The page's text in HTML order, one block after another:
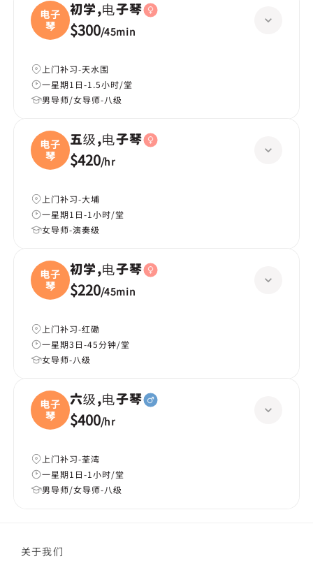
电子
琴
初学,电子琴
$300/45min
上门补习-天水围
一星期1日-1.5小时/堂
男导师/女导师-八级
电子
琴
五级,电子琴
$420/hr
上门补习-大埔
一星期1日-1小时/堂
女导师-演奏级
电子
琴
初学,电子琴
$220/45min
上门补习-红磡
一星期3日-45分钟/堂
女导师-八级
电子
琴
六级,电子琴
$400/hr
上门补习-荃湾
一星期1日-1小时/堂
男导师/女导师-八级
关于我们